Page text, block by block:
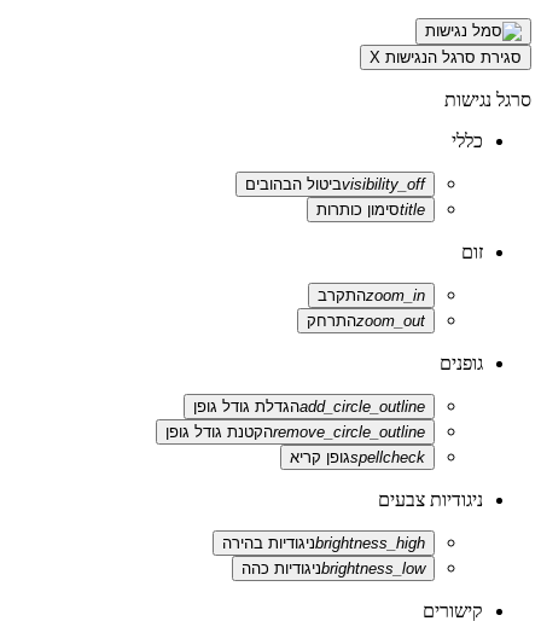
סגירת סרגל הנגישות X
סרגל נגישות
כללי
visibility_offביטול הבהובים
titleסימון כותרות
זום
zoom_inהתקרב
zoom_outהתרחק
גופנים
add_circle_outlineהגדלת גודל גופן
remove_circle_outlineהקטנת גודל גופן
spellcheckגופן קריא
ניגודיות צבעים
brightness_highניגודיות בהירה
brightness_lowניגודיות כהה
קישורים